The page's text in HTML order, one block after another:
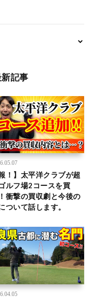
記事
報！】太平洋クラブが超
ルフ場2コースを買
衝撃の買収劇と今後の
ついて話します。